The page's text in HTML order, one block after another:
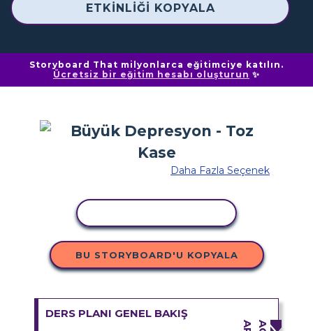
ETKINLIĞI KOPYALA
Storyboard That milyonlarca eğitimciye katılın.
Ücretsiz bir eğitim hesabı oluşturun ✨
Daha Fazla Seçenek
BU STORYBOARD'U KOPYALA
DERS PLANI GENEL BAKIŞ